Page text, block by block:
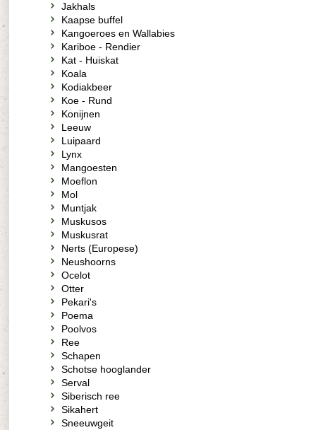
Jakhals
Kaapse buffel
Kangoeroes en Wallabies
Kariboe - Rendier
Kat - Huiskat
Koala
Kodiakbeer
Koe - Rund
Konijnen
Leeuw
Luipaard
Lynx
Mangoesten
Moeflon
Mol
Muntjak
Muskusos
Muskusrat
Nerts (Europese)
Neushoorns
Ocelot
Otter
Pekari's
Poema
Poolvos
Ree
Schapen
Schotse hooglander
Serval
Siberisch ree
Sikahert
Sneeuwgeit